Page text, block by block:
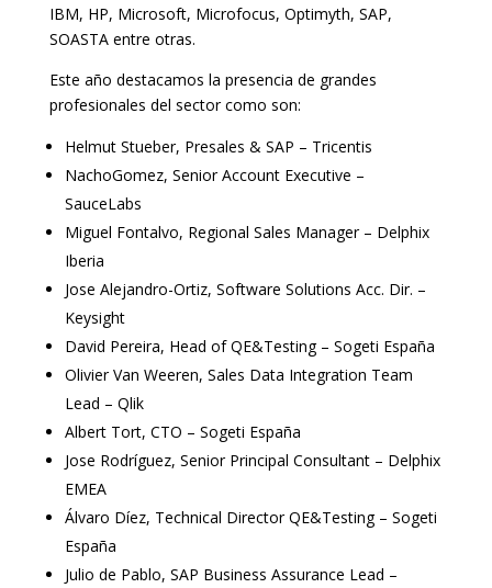
IBM, HP, Microsoft, Microfocus, Optimyth, SAP,
SOASTA entre otras.
Este año destacamos la presencia de grandes
profesionales del sector como son:
Helmut Stueber, Presales & SAP – Tricentis
NachoGomez, Senior Account Executive –
SauceLabs
Miguel Fontalvo, Regional Sales Manager – Delphix
Iberia
Jose Alejandro-Ortiz, Software Solutions Acc. Dir. –
Keysight
David Pereira, Head of QE&Testing – Sogeti España
Olivier Van Weeren, Sales Data Integration Team
Lead – Qlik
Albert Tort, CTO – Sogeti España
Jose Rodríguez, Senior Principal Consultant – Delphix
EMEA
Álvaro Díez, Technical Director QE&Testing – Sogeti
España
Julio de Pablo, SAP Business Assurance Lead –